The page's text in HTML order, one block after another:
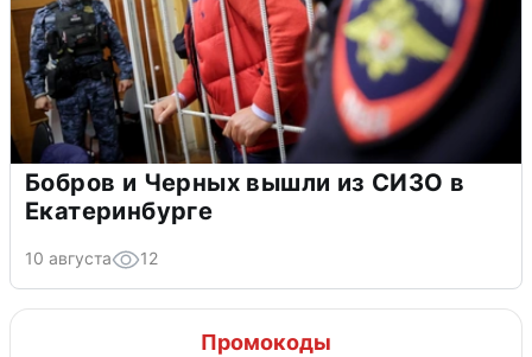
Бобров и Черных вышли из СИЗО в
Екатеринбурге
10 августа 12
Промокоды